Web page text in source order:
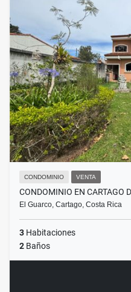
CONDOMINIO VENTA
CONDOMINIO EN CARTAGO
El Guarco, Cartago, Costa Rica
3 Habitaciones
2 Baños